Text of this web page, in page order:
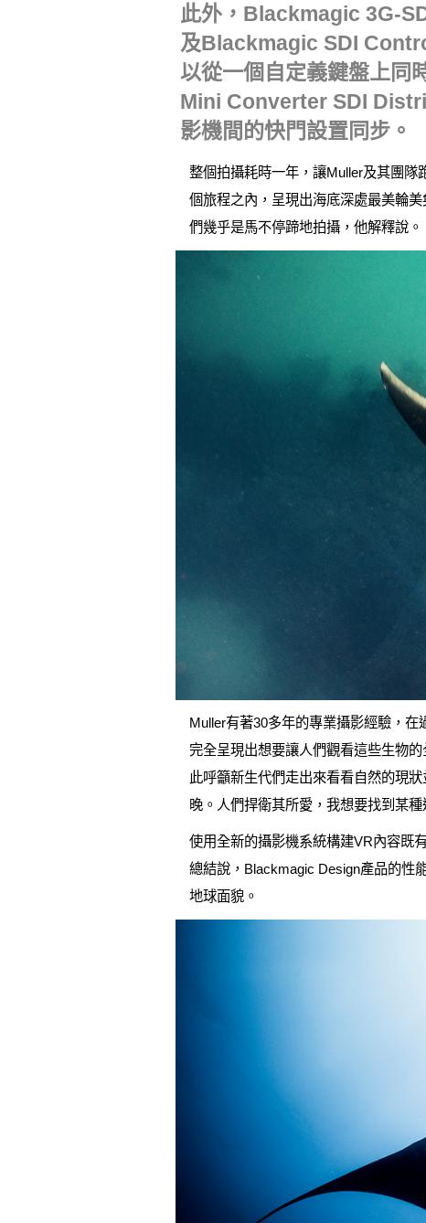
此外，Blackmagic 3G-
及Blackmagic SDI
以從一個自定義鍵盤上
Mini Converter SDI
影機間的快門設置同步。
整個拍攝耗時一年，讓Muller及其團
個旅程之內，呈現出海底深處最美輪
們幾乎是馬不停蹄地拍攝，他解釋說。
Muller有著30多年的專業攝影經驗，
完全呈現出想要讓人們觀看這些生物
此呼籲新生代們走出來看看自然的現
晚。人們捍衛其所愛，我想要找到某
使用全新的攝影機系統構建VR內容既
總結說，Blackmagic Design產品的性
地球面貌。